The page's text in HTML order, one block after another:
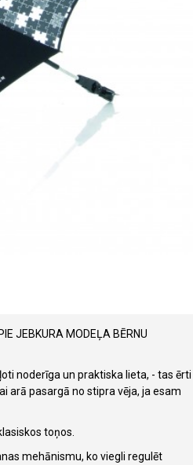
JEBKURA MODEĻA BĒRNU
noderīga un praktiska lieta, - tas ērti
arā pasargā no stipra vēja, ja esam
toņos.
mehānismu, ko viegli regulēt